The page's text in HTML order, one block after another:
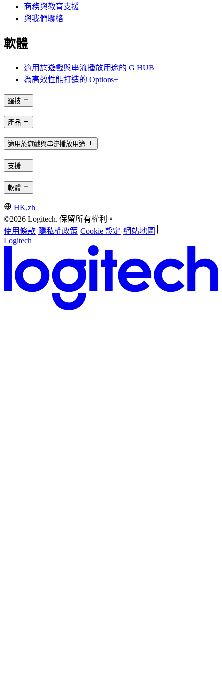
商務與教育支援
與我們聯絡
軟體
適用於遊戲與串流播放用途的 G HUB
為高效性能打造的 Options+
羅技
產品
適用於遊戲與串流播放用途
支援
軟體
HK,zh
©2026 Logitech. 保留所有權利。
使用條款 隱私權政策 Cookie 設定 網站地圖
Logitech